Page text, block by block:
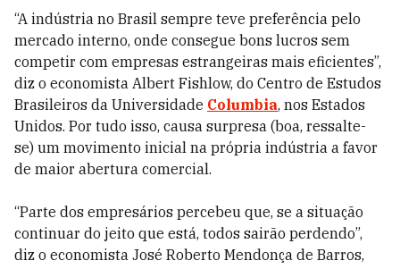
“A indústria no Brasil sempre teve preferência pelo
mercado interno, onde consegue bons lucros sem
competir com empresas estrangeiras mais eficientes”,
diz o economista Albert Fishlow, do Centro de Estudos
Brasileiros da Universidade Columbia, nos Estados
Unidos. Por tudo isso, causa surpresa (boa, ressalte-
se) um movimento inicial na própria indústria a favor
de maior abertura comercial.
“Parte dos empresários percebeu que, se a situação
continuar do jeito que está, todos sairão perdendo”,
diz o economista José Roberto Mendonça de Barros,